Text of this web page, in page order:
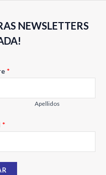
NEWSLETTERS
*
Apellidos
*